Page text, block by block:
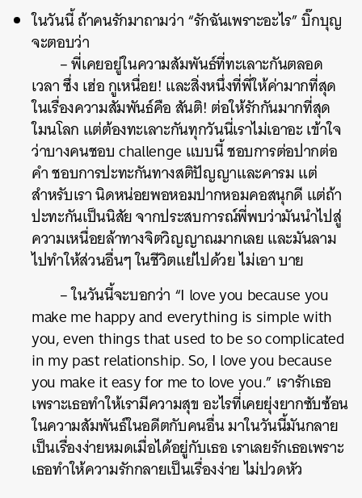
ในวันนี้ ถ้าคนรักมาถามว่า “รักฉันเพราะอะไร” บิ๊กบุญ
จะตอบว่า
– พี่เคยอยู่ในความสัมพันธ์ที่ทะเลาะกันตลอด
เวลา ซึ่ง เฮ่อ กูเหนื่อย! และสิ่งหนึ่งที่พี่ให้ค่ามากที่สุด
ในเรื่องความสัมพันธ์คือ สันติ! ต่อให้รักกันมากที่สุด
ใมนโลก แต่ต้องทะเลาะกันทุกวันนี่เราไม่เอาอะ เข้าใจ
ว่าบางคนชอบ challenge แบบนี้ ชอบการต่อปากต่อ
คำ ชอบการปะทะกันทางสติปัญญาและคารม แต่
สำหรับเรา นิดหน่อยพอหอมปากหอมคอสนุกดี แต่ถ้า
ปะทะกันเป็นนิสัย จากประสบการณ์พี่พบว่ามันนำไปสู่
ความเหนื่อยล้าทางจิตวิญญาณมากเลย และมันลาม
ไปทำให้ส่วนอื่นๆ ในชีวิตแย่ไปด้วย ไม่เอา บาย
– ในวันนี้จะบอกว่า “I love you because you
make me happy and everything is simple with
you, even things that used to be so complicated
in my past relationship. So, I love you because
you make it easy for me to love you.” เรารักเธอ
เพราะเธอทำให้เรามีความสุข อะไรที่เคยยุ่งยากซับซ้อน
ในความสัมพันธ์ในอดีตกับคนอื่น มาในวันนี้มันกลาย
เป็นเรื่องง่ายหมดเมื่อได้อยู่กับเธอ เราเลยรักเธอเพราะ
เธอทำให้ความรักกลายเป็นเรื่องง่าย ไม่ปวดหัว